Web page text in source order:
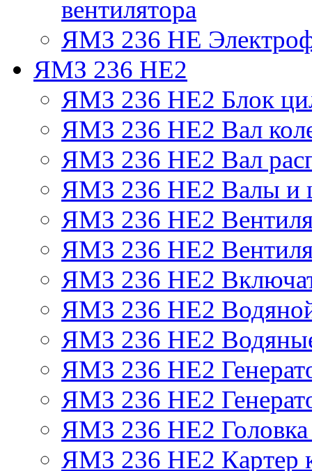
вентилятора
ЯМЗ 236 НЕ
ЯМЗ 236 НЕ2
ЯМЗ 236 НЕ2 Блок
ЯМЗ 236 НЕ2 Вал
ЯМЗ 236 НЕ2 Вал
ЯМЗ 236 НЕ2 Валы и
ЯМЗ 236 НЕ2
ЯМЗ 236 НЕ2
ЯМЗ 236 НЕ2
ЯМЗ 236 НЕ2
ЯМЗ 236 НЕ2
ЯМЗ 236 НЕ2
ЯМЗ 236 НЕ2
ЯМЗ 236 НЕ2 Головка
ЯМЗ 236 НЕ2 Картер